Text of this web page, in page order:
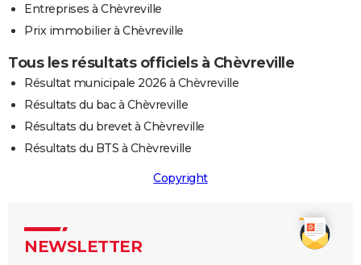
Entreprises à Chèvreville
Prix immobilier à Chèvreville
Tous les résultats officiels à Chèvreville
Résultat municipale 2026 à Chèvreville
Résultats du bac à Chèvreville
Résultats du brevet à Chèvreville
Résultats du BTS à Chèvreville
Copyright
NEWSLETTER